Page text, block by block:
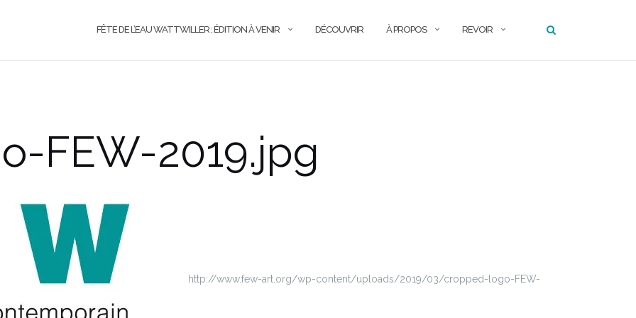
FÊTE DE L’EAU WATTWILLER : ÉDITION À VENIR DÉCOUVRIR À PROPOS REVOIR
FEW-2019.jpg
http://www.few-art.org/wp-content/uploads/2019/03/cropped-logo-FEW-